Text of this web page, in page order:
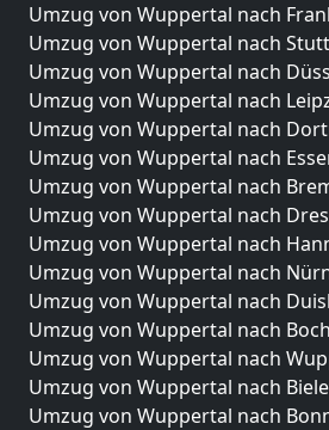
Umzug von Wuppertal nach
Umzug von Wuppertal nach
Umzug von Wuppertal nach
Umzug von Wuppertal nach
Umzug von Wuppertal nach
Umzug von Wuppertal nach
Umzug von Wuppertal nach
Umzug von Wuppertal nach
Umzug von Wuppertal nach
Umzug von Wuppertal nach
Umzug von Wuppertal nach
Umzug von Wuppertal nach
Umzug von Wuppertal nach
Umzug von Wuppertal nach
Umzug von Wuppertal nach